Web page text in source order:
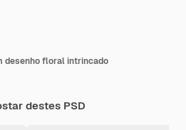
desenho floral intrincado
destes PSD